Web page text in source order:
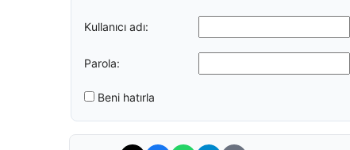
Kullanıcı adı:
Parola:
Beni hatırla